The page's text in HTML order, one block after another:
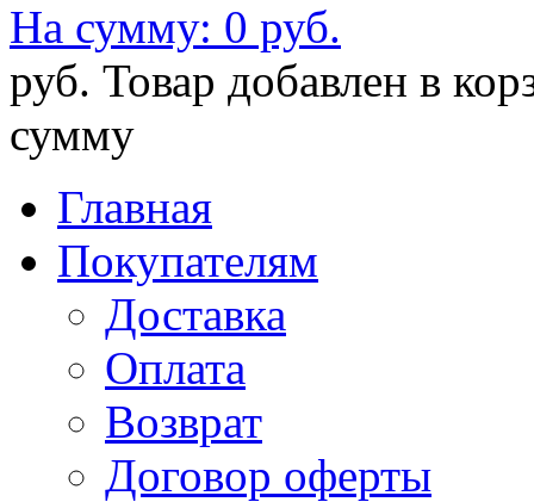
На сумму: 0 руб.
руб. Товар добавлен в
сумму
Главная
Покупателям
Доставка
Оплата
Возврат
Договор оферты